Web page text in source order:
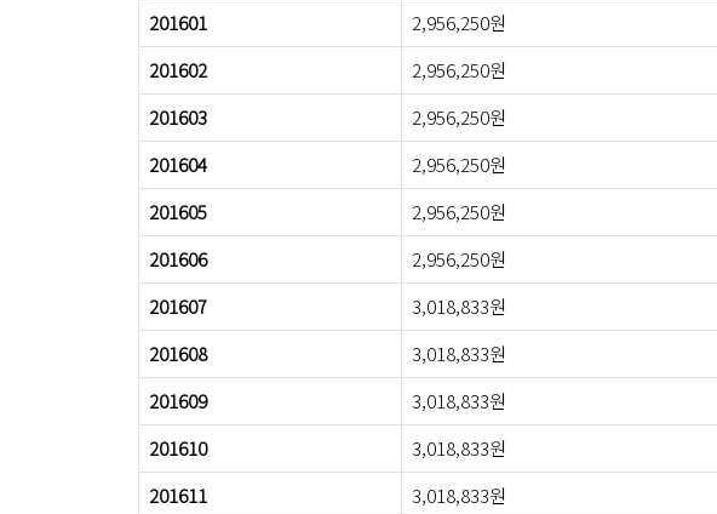
201601
2,956,250원
201602
2,956,250원
201603
2,956,250원
201604
2,956,250원
201605
2,956,250원
201606
2,956,250원
201607
3,018,833원
201608
3,018,833원
201609
3,018,833원
201610
3,018,833원
201611
3,018,833원